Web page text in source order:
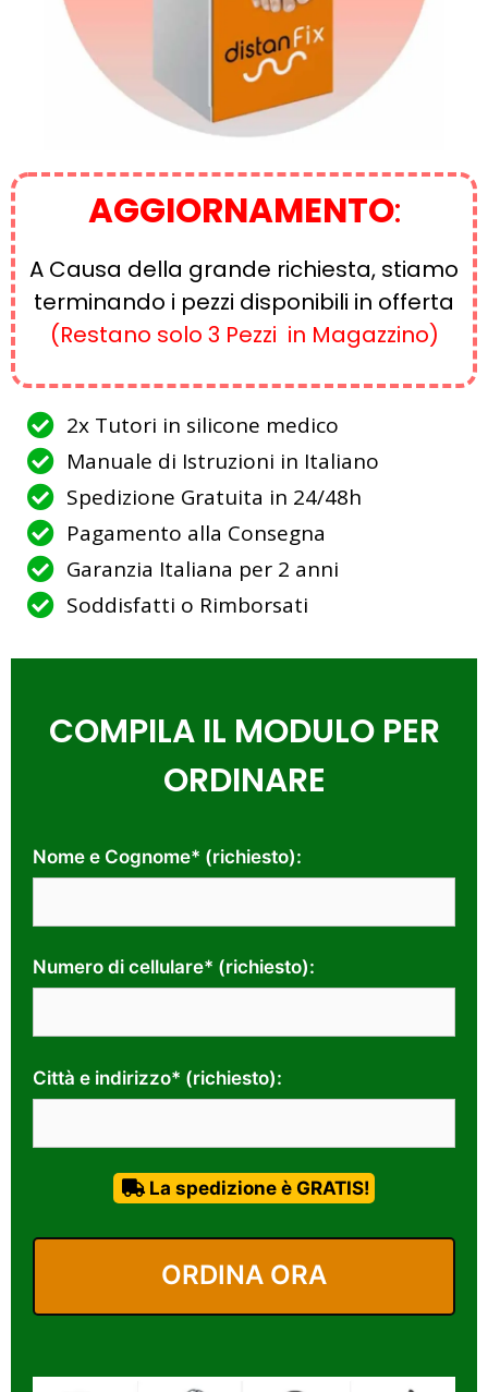
AGGIORNAMENTO:
A Causa della grande richiesta, stiamo
terminando i pezzi disponibili in offerta
(Restano solo 3 Pezzi in Magazzino)
2x Tutori in silicone medico
Manuale di Istruzioni in Italiano
Spedizione Gratuita in 24/48h
Pagamento alla Consegna
Garanzia Italiana per 2 anni
Soddisfatti o Rimborsati
COMPILA IL MODULO PER
ORDINARE
Nome e Cognome* (richiesto):
Numero di cellulare* (richiesto):
Città e indirizzo* (richiesto):
La spedizione è GRATIS!